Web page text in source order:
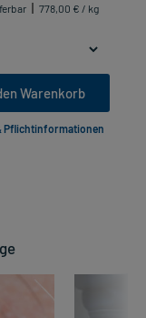
778,00 € / kg
Warenkorb
Pflichtinformationen